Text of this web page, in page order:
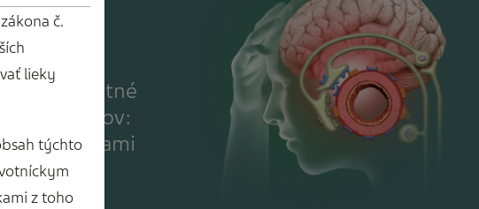
o bezplatné
pacientov:
s bolesťami
č.
lieky
týchto
z toho